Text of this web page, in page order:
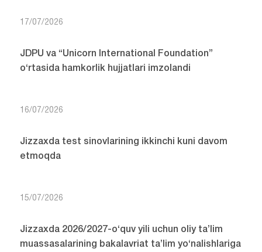
17/07/2026
JDPU va “Unicorn International Foundation”
o‘rtasida hamkorlik hujjatlari imzolandi
16/07/2026
Jizzaxda test sinovlarining ikkinchi kuni davom
etmoqda
15/07/2026
Jizzaxda 2026/2027-o‘quv yili uchun oliy ta’lim
muassasalarining bakalavriat ta’lim yo‘nalishlariga